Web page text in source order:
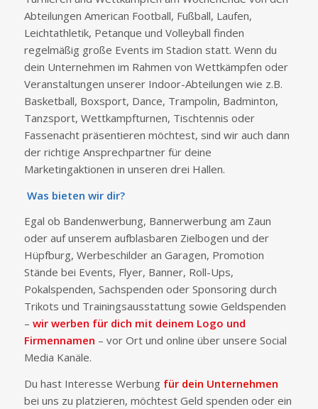
Abteilungen American Football, Fußball, Laufen,
Leichtathletik, Petanque und Volleyball finden
regelmäßig große Events im Stadion statt. Wenn du
dein Unternehmen im Rahmen von Wettkämpfen oder
Veranstaltungen unserer Indoor-Abteilungen wie z.B.
Basketball, Boxsport, Dance, Trampolin, Badminton,
Tanzsport, Wettkampfturnen, Tischtennis oder
Fassenacht präsentieren möchtest, sind wir auch dann
der richtige Ansprechpartner für deine
Marketingaktionen in unseren drei Hallen.
Was bieten wir dir?
Egal ob Bandenwerbung, Bannerwerbung am Zaun
oder auf unserem aufblasbaren Zielbogen und der
Hüpfburg, Werbeschilder an Garagen, Promotion
Stände bei Events, Flyer, Banner, Roll-Ups,
Pokalspenden, Sachspenden oder Sponsoring durch
Trikots und Trainingsausstattung sowie Geldspenden
– wir werben für dich mit deinem Logo und
Firmennamen – vor Ort und online über unsere Social
Media Kanäle.
Du hast Interesse Werbung für dein Unternehmen
bei uns zu platzieren, möchtest Geld spenden oder ein